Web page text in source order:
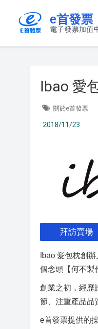
e首發票
電子發票加值
Ibao 愛
關於e首發票
2018/11/23
拜訪賣場
Ibao 愛包枕創
個念頭【何不製
創業之初，經歷
節、注重產品品
e首發票提供的